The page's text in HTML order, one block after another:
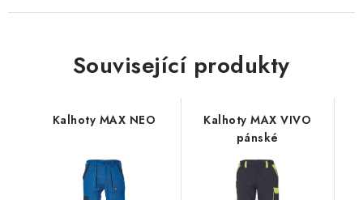
Související produkty
Kalhoty MAX NEO
Kalhoty MAX VIVO
pánské